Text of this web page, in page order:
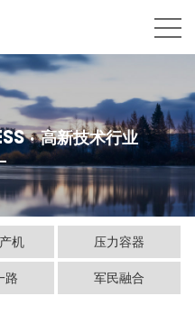
·高新技术行业
机 压力容器
路 军民融合